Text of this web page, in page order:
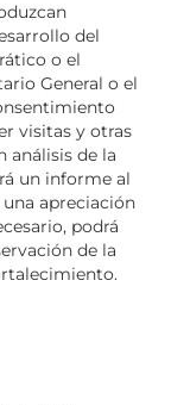
del
o el
General o el
visitas y otras
análisis de la
un informe al
apreciación
podrá
de la